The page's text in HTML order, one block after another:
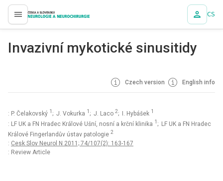
proLékaře.cz CS
Invazivní mykotické sinusitidy
Czech version English info
: P. Čelakovský 1 ; J. Vokurka 1 ; J. Laco 2; I. Hybášek 1
: LF UK a FN Hradec Králové Ušní, nosní a krční klinika 1 ; LF UK a FN Hradec
Králové Fingerlandův ústav patologie 2
: Cesk Slov Neurol N 2011; 74/107(2): 163-167
: Review Article